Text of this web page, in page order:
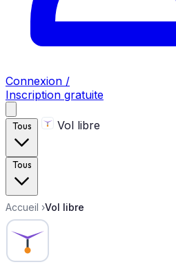
Connexion /
Inscription gratuite
Tous Vol libre
Tous
Accueil ›Vol libre